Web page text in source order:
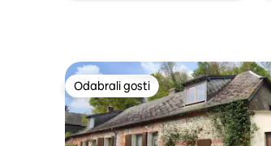
Odabrali gosti
Odabrali gosti